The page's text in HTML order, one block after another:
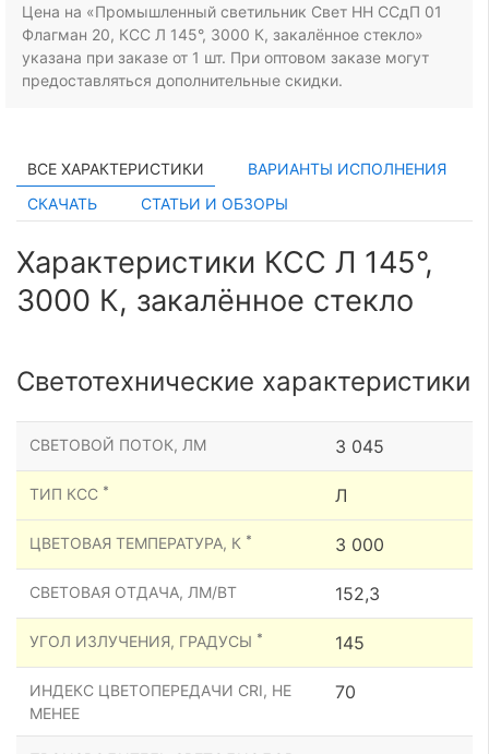
Цена на «Промышленный светильник Свет НН ССдП 01
Флагман 20, КСС Л 145°, 3000 К, закалённое стекло»
указана при заказе от 1 шт. При оптовом заказе могут
предоставляться дополнительные скидки.
ВСЕ ХАРАКТЕРИСТИКИ
ВАРИАНТЫ ИСПОЛНЕНИЯ
СКАЧАТЬ
СТАТЬИ И ОБЗОРЫ
Характеристики КСС Л 145°,
3000 К, закалённое стекло
Светотехнические характеристики
СВЕТОВОЙ ПОТОК, ЛМ 3 045
ТИП КСС * Л
ЦВЕТОВАЯ ТЕМПЕРАТУРА, К * 3 000
СВЕТОВАЯ ОТДАЧА, ЛМ/ВТ 152,3
УГОЛ ИЗЛУЧЕНИЯ, ГРАДУСЫ * 145
ИНДЕКС ЦВЕТОПЕРЕДАЧИ CRI, НЕ
МЕНЕЕ
70